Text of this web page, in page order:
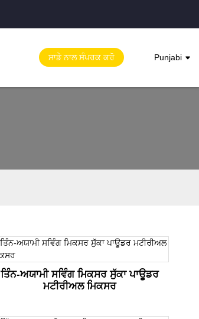
ਸਾਡੇ ਨਾਲ ਸੰਪਰਕ ਕਰੋ Punjabi
ਤਿੰਨ-ਅਯਾਮੀ ਸਵਿੰਗ ਮਿਕਸਰ ਸੁੱਕਾ ਪਾਊਡਰ
ਮਟੀਰੀਅਲ ਮਿਕਸਰ